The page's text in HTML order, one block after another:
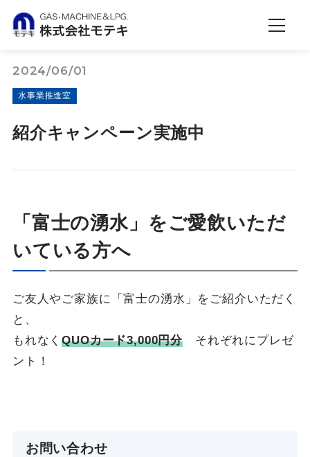
2024/06/01
水事業推進室
紹介キャンペーン実施中
「富士の湧水」をご愛飲いただ
いている方へ
ご友人やご家族に「富士の湧水」をご紹介いただく
と、
もれなくQUOカード3,000円分 それぞれにプレゼ
ント！
お問い合わせ